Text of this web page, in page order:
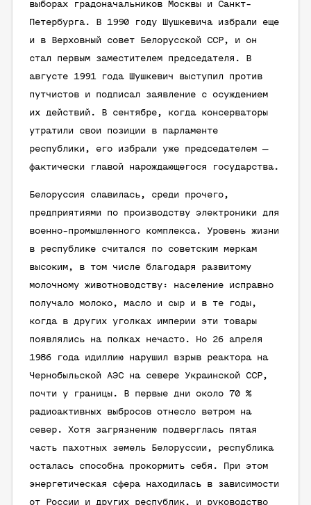
выборах градоначальников Москвы и Санкт-
Петербурга. В 1990 году Шушкевича избрали еще
и в Верховный совет Белорусской ССР, и он
стал первым заместителем председателя. В
августе 1991 года Шушкевич выступил против
путчистов и подписал заявление с осуждением
их действий. В сентябре, когда консерваторы
утратили свои позиции в парламенте
республики, его избрали уже председателем —
фактически главой нарождающегося государства.
Белоруссия славилась, среди прочего,
предприятиями по производству электроники для
военно-промышленного комплекса. Уровень жизни
в республике считался по советским меркам
высоким, в том числе благодаря развитому
молочному животноводству: население исправно
получало молоко, масло и сыр и в те годы,
когда в других уголках империи эти товары
появлялись на полках нечасто. Но 26 апреля
1986 года идиллию нарушил взрыв реактора на
Чернобыльской АЭС на севере Украинской ССР,
почти у границы. В первые дни около 70 %
радиоактивных выбросов отнесло ветром на
север. Хотя загрязнению подверглась пятая
часть пахотных земель Белоруссии, республика
осталась способна прокормить себя. При этом
энергетическая сфера находилась в зависимости
от России и других республик, и руководство